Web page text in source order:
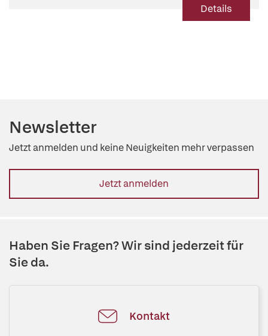
Details
Newsletter
Jetzt anmelden und keine Neuigkeiten mehr verpassen
Jetzt anmelden
Haben Sie Fragen? Wir sind jederzeit für
Sie da.
Kontakt